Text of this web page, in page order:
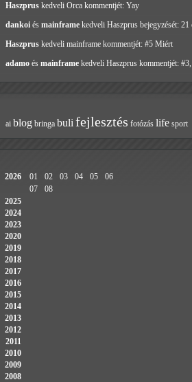
Haszprus kedveli Orca kommentjét: Yay
dankoi és mainframe kedveli Haszprus bejegyzését: 21
Haszprus kedveli mainframe kommentjét: #5 Miért
adamo és mainframe kedveli Haszprus kommentjét:
ai blog bringa buli fejlesztés fotózás life sport
2026 01 02 03 04 05
06
07
08
2025
2024
2023
2020
2019
2018
2017
2016
2015
2014
2013
2012
2011
2010
2009
2008